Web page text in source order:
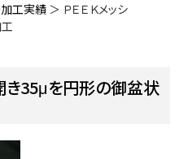
加工実績 ＞ ＰＥＥＫメッシ
き35μを円形の御盆状